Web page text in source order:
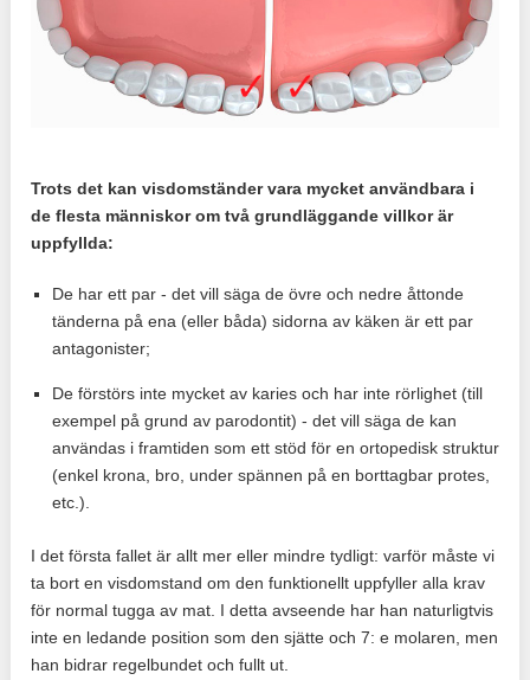
Trots det kan visdomständer vara mycket användbara i
de flesta människor om två grundläggande villkor är
uppfyllda:
De har ett par - det vill säga de övre och nedre åttonde
tänderna på ena (eller båda) sidorna av käken är ett par
antagonister;
De förstörs inte mycket av karies och har inte rörlighet (till
exempel på grund av parodontit) - det vill säga de kan
användas i framtiden som ett stöd för en ortopedisk struktur
(enkel krona, bro, under spännen på en borttagbar protes,
etc.).
I det första fallet är allt mer eller mindre tydligt: ​​varför måste vi
ta bort en visdomstand om den funktionellt uppfyller alla krav
för normal tugga av mat. I detta avseende har han naturligtvis
inte en ledande position som den sjätte och 7: e molaren, men
han bidrar regelbundet och fullt ut.